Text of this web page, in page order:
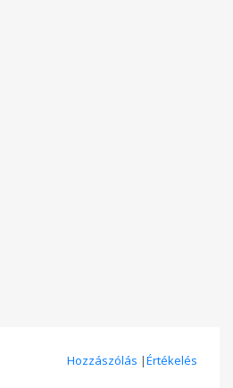
Hozzászólás |Értékelés